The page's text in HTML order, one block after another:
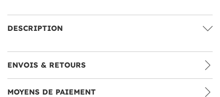
DESCRIPTION
ENVOIS & RETOURS
MOYENS DE PAIEMENT